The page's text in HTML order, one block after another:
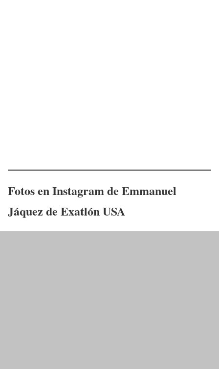
Fotos en Instagram de Emmanuel
Jáquez de Exatlón USA